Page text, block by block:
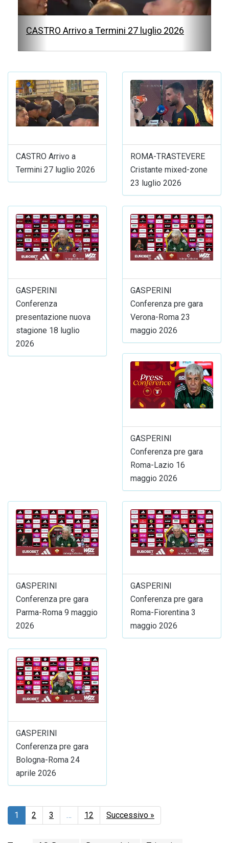
CASTRO Arrivo a Termini 27 luglio 2026
CASTRO Arrivo a
Termini 27 luglio 2026
ROMA-TRASTEVERE
Cristante mixed-zone
23 luglio 2026
GASPERINI
Conferenza
presentazione nuova
stagione 18 luglio
2026
GASPERINI
Conferenza pre gara
Verona-Roma 23
maggio 2026
GASPERINI
Conferenza pre gara
Roma-Lazio 16
maggio 2026
GASPERINI
Conferenza pre gara
Parma-Roma 9 maggio
2026
GASPERINI
Conferenza pre gara
Roma-Fiorentina 3
maggio 2026
GASPERINI
Conferenza pre gara
Bologna-Roma 24
aprile 2026
1 2 3 … 12 Successivo »